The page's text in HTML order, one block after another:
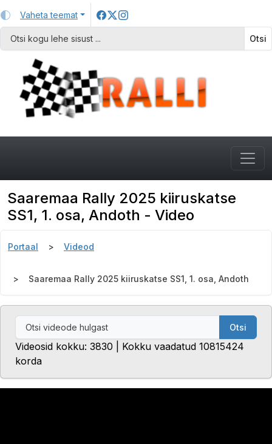
Vaheta teemat
Otsi
Saaremaa Rally 2025 kiiruskatse
SS1, 1. osa, Andoth - Video
Portaal Videod
Saaremaa Rally 2025 kiiruskatse SS1, 1. osa, Andoth
Otsi
Videosid kokku: 3830 | Kokku vaadatud 10815424
korda